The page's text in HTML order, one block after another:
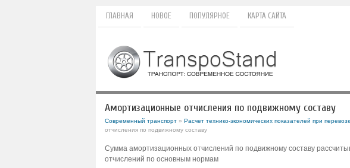
ГЛАВНАЯ НОВОЕ ПОПУЛЯРНОЕ КАРТА САЙТА
Амортизационные отчисления по подвижному составу
Современный транспорт» Расчет технико-экономических показателей при
отчисления по подвижному составу
Сумма амортизационных отчислений по подвижному составу
отчислений по основным нормам